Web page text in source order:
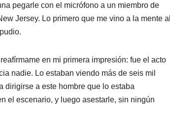
pegarle con el micrófono a un miembro de
Jersey. Lo primero que me vino a la mente al
en mi primera impresión: fue el acto
nadie. Lo estaban viendo más de seis mil
dirigirse a este hombre que lo estaba
el escenario, y luego asestarle, sin ningún